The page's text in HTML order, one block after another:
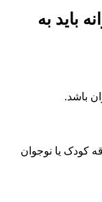
باید به
باشد.
کودک یا نوجوان